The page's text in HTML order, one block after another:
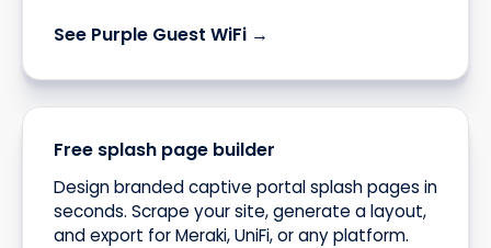
See Purple Guest WiFi →
Free splash page builder
Design branded captive portal splash pages in
seconds. Scrape your site, generate a layout,
and export for Meraki, UniFi, or any platform.